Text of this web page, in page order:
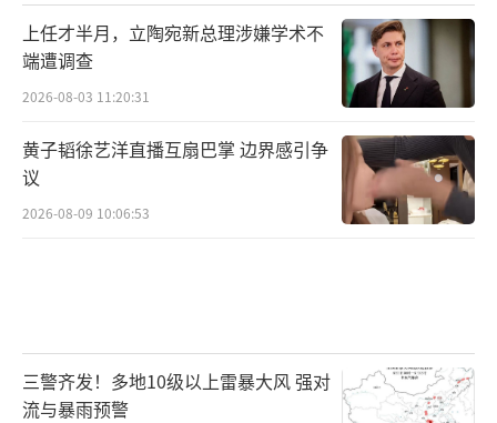
上任才半月，立陶宛新总理涉嫌学术不
端遭调查
2026-08-03 11:20:31
黄子韬徐艺洋直播互扇巴掌 边界感引争
议
2026-08-09 10:06:53
三警齐发！多地10级以上雷暴大风 强对
流与暴雨预警